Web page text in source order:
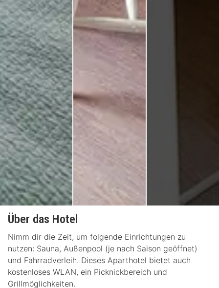
Über das Hotel
Nimm dir die Zeit, um folgende Einrichtungen zu
nutzen: Sauna, Außenpool (je nach Saison geöffnet)
und Fahrradverleih. Dieses Aparthotel bietet auch
kostenloses WLAN, ein Picknickbereich und
Grillmöglichkeiten.